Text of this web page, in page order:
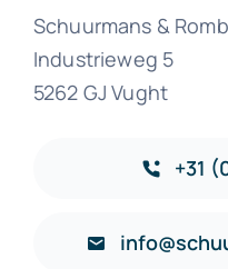
Schuurmans &
Industrieweg 5
5262 GJ Vught
+31